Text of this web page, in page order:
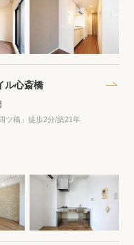
classについて
ル心斎橋
ツ橋」徒歩2分/築21年